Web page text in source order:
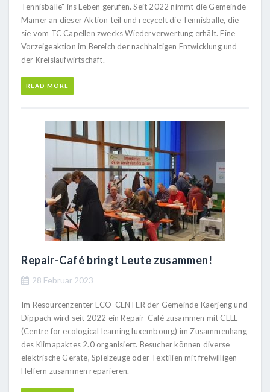
Tennisbälle" ins Leben gerufen. Seit 2022 nimmt die Gemeinde
Mamer an dieser Aktion teil und recycelt die Tennisbälle, die
sie vom TC Capellen zwecks Wiederverwertung erhält. Eine
Vorzeigeaktion im Bereich der nachhaltigen Entwicklung und
der Kreislaufwirtschaft.
READ MORE
Repair-Café bringt Leute zusammen!
28 Februar 2023
Im Resourcenzenter ECO-CENTER der Gemeinde Käerjeng und
Dippach wird seit 2022 ein Repair-Café zusammen mit CELL
(Centre for ecological learning luxembourg) im Zusammenhang
des Klimapaktes 2.0 organisiert. Besucher können diverse
elektrische Geräte, Spielzeuge oder Textilien mit freiwilligen
Helfern zusammen reparieren.